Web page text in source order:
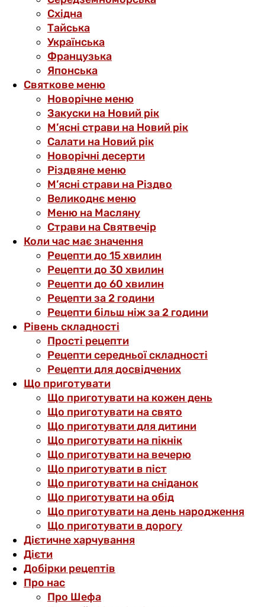
Східна
Тайська
Українська
Французька
Японська
Святкове меню
Новорічне меню
Закуски на Новий рік
М’ясні страви на Новий рік
Салати на Новий рік
Новорічні десерти
Різдвяне меню
М’ясні страви на Різдво
Великоднє меню
Меню на Масляну
Страви на Святвечір
Коли час має значення
Рецепти до 15 хвилин
Рецепти до 30 хвилин
Рецепти до 60 хвилин
Рецепти за 2 години
Рецепти більш ніж за 2 години
Рівень складності
Прості рецепти
Рецепти середньої складності
Рецепти для досвідчених
Що приготувати
Що приготувати на кожен день
Що приготувати на свято
Що приготувати для дитини
Що приготувати на пікнік
Що приготувати на вечерю
Що приготувати в піст
Що приготувати на сніданок
Що приготувати на обід
Що приготувати на день народження
Що приготувати в дорогу
Дієтичне харчування
Дієти
Добірки рецептів
Про нас
Про Шефа